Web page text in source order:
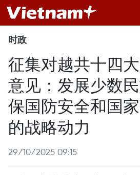
时政
征集对越共十四
意见：发展少数
保国防安全和国
的战略动力
29/10/2025 09:15